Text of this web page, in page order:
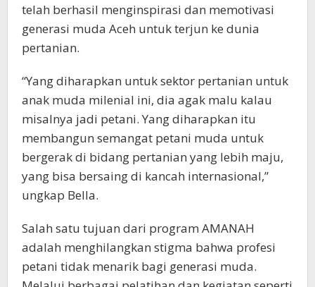
telah berhasil menginspirasi dan memotivasi
generasi muda Aceh untuk terjun ke dunia
pertanian.
“Yang diharapkan untuk sektor pertanian untuk
anak muda milenial ini, dia agak malu kalau
misalnya jadi petani. Yang diharapkan itu
membangun semangat petani muda untuk
bergerak di bidang pertanian yang lebih maju,
yang bisa bersaing di kancah internasional,”
ungkap Bella.
Salah satu tujuan dari program AMANAH
adalah menghilangkan stigma bahwa profesi
petani tidak menarik bagi generasi muda.